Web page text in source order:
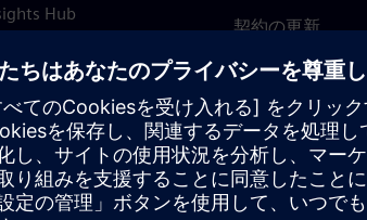
Hub
契約の更新
返金ポリシー